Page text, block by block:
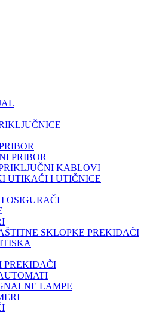
PRIBOR
KABLOVI
UTIKAČI I UTIČNICE
OSIGURAČI
SKLOPKE PREKIDAČI
PREKIDAČI
LAMPE